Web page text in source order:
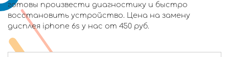
готовы произвести диагностику и быстро
восстановить устройство. Цена на замену
дисплея iphone 6s у нас от 450 руб.